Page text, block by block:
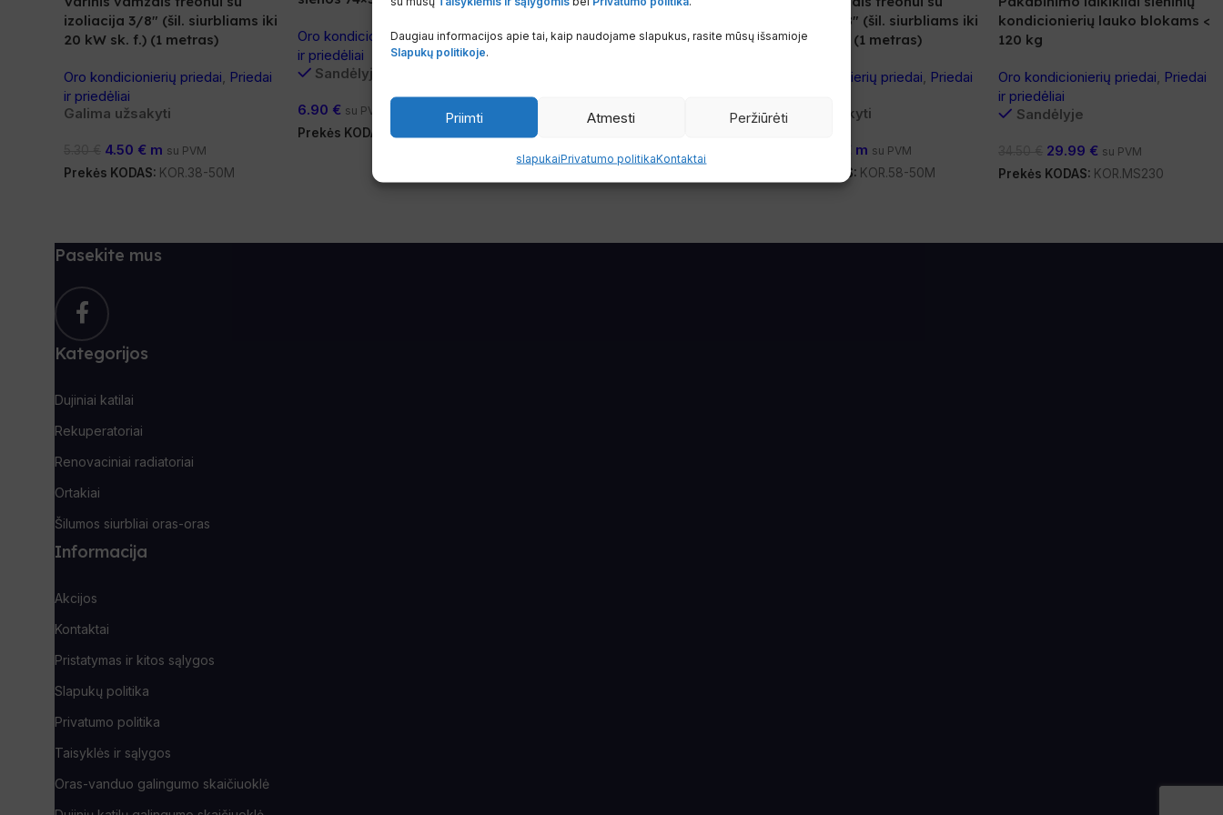
Daugiau informacijos apie tai, kaip naudojame slapukus, rasite mūsų išsamioje
Slapukų politikoje.
Priimti Atmesti Peržiūrėti
slapukaiPrivatumo politikaKontaktai
izoliacija 3/8″ (šil. siurbliams iki
20 kW sk. f.) (1 metras)
Oro kondicionierių priedai, Priedai
ir priedėliai
Galima užsakyti
4.50 € m su PVM
Prekės KODAS: KOR.38-50M
Oro kondicionierių priedai, Priedai
ir priedėliai
Sandėlyje
6.90 € su PVM
Prekės KODAS:KOR.11106002
ir priedėliai
Prekės KODAS:KOR.11106005
izoliacija 5/8″ (šil. siurbliams iki
16 kW duj. f.) (1 metras)
Oro kondicionierių priedai, Priedai
Galima užsakyti
m su PVM
Prekės KODAS: KOR.58-50M
kondicionierių lauko blokams <
120 kg
Oro kondicionierių priedai, Priedai
ir priedėliai
Sandėlyje
29.99 € su PVM
Prekės KODAS: KOR.MS230
Pasekite mus
Kategorijos
Dujiniai katilai
Rekuperatoriai
Renovaciniai radiatoriai
Ortakiai
Šilumos siurbliai oras-oras
Informacija
Akcijos
Kontaktai
Pristatymas ir kitos sąlygos
Slapukų politika
Privatumo politika
Taisyklės ir sąlygos
Oras-vanduo galingumo skaičiuoklė